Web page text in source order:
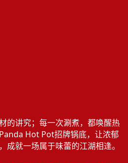
的讲究；每一次涮煮，都唤醒热
Hot Pot招牌锅底，让浓郁
成就一场属于味蕾的江湖相逢。